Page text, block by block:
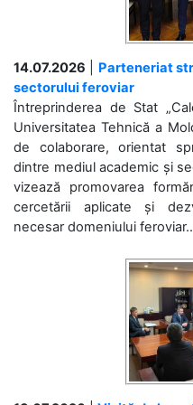
14.07.2026
Parteneriat
sectorului feroviar
Întreprinderea de Stat
Universitatea Tehnică a
de colaborare, orientat
dintre mediul academic și
vizează promovarea
cercetării aplicate și
necesar domeniului